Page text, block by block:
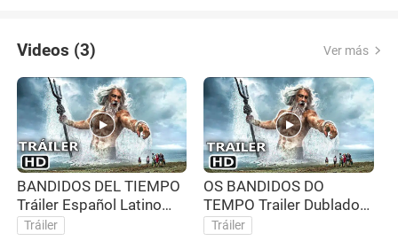
Videos (3) Ver más
BANDIDOS DEL TIEMPO
Tráiler Español Latino
(2024)
Tráiler
OS BANDIDOS DO
TEMPO Trailer Dublado
(2024)
Tráiler